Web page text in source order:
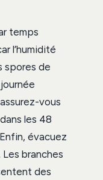
temps
l’humidité
spores de
vous
les 48
évacuez
branches
des